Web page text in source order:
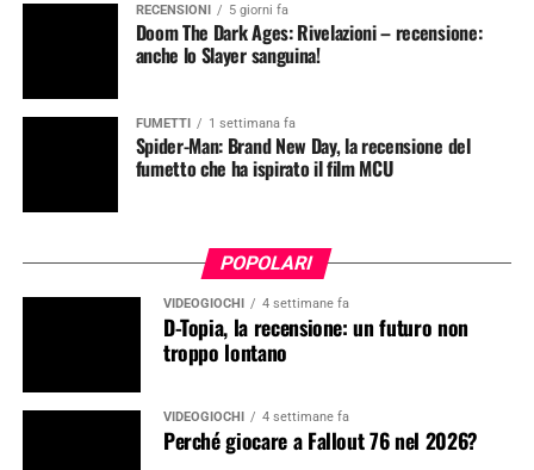
RECENSIONI 5 giorni fa
Doom The Dark Ages: Rivelazioni – recensione:
anche lo Slayer sanguina!
FUMETTI 1 settimana fa
Spider-Man: Brand New Day, la recensione del
fumetto che ha ispirato il film MCU
POPOLARI
VIDEOGIOCHI 4 settimane fa
D-Topia, la recensione: un futuro non
troppo lontano
VIDEOGIOCHI 4 settimane fa
Perché giocare a Fallout 76 nel 2026?